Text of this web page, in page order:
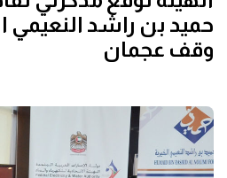
حميد بن راشد النعيمي
وقف عجمان